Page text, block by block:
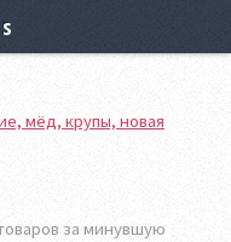
мёд, крупы, новая
за минувшую